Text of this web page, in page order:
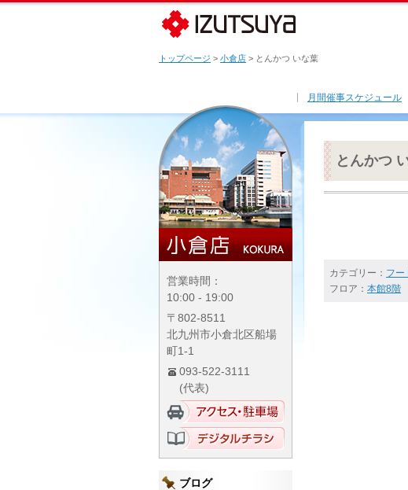
トップページ > 小倉店 > とんかつ いな葉
月間催事スケジュール
営業時間：
10:00 - 19:00
〒802-8511
北九州市小倉北区船場
町1-1
093-522-3111
(代表)
ブログ
とんかつ
カテゴリー： フー
フロア： 本館8階